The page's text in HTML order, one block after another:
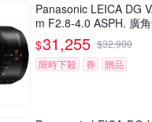
Panasonic LEICA DG
m F2.8-4.0 ASPH. 廣
$31,255 $32,900
限時下殺
券 贈品